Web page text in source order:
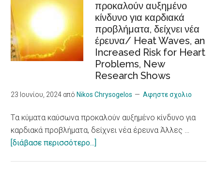
/Recognition
of
cooperatives
in
the
European
Care
Strategy
προκαλούν αυξημένο
κίνδυνο για καρδιακά
προβλήματα, δείχνει νέα
έρευνα/ Heat Waves, an
Increased Risk for Heart
Problems, New
Research Shows
23 Ιουνίου, 2024 από Nikos Chrysogelos Αφηστε σχολιο
Tα κύματα καύσωνα προκαλούν αυξημένο κίνδυνο για
καρδιακά προβλήματα, δείχνει νέα έρευνα Άλλες …
[διάβασε περισσότερο...]